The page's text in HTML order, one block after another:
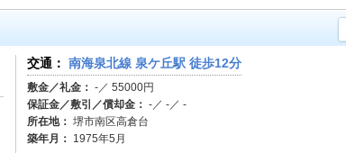
交通： 南海泉北線 泉ケ丘駅 徒歩12分
敷金／礼金： -／ 55000円
保証金／敷引／償却金： -／ -／ -
所在地： 堺市南区高倉台
築年月： 1975年5月